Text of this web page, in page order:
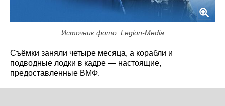
Источник фото: Legion-Media
Съёмки заняли четыре месяца, а корабли и
подводные лодки в кадре — настоящие,
предоставленные ВМФ.